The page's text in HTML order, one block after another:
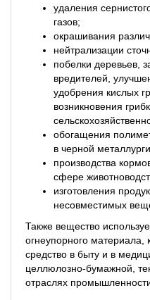
удаления
газов;
окрашивания
нейтрализации
побелки деревьев,
вредителей,
удобрения кислых
возникновения
обогащения
в черной
производства
сфере
изготовления
несовместимых
Также вещество
огнеупорного
средство в быту и в
целлюлозно-бумажной,
отраслях